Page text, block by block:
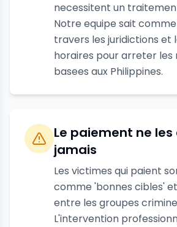
necessitent un
Notre equipe sait
travers les juridictions et
horaires pour arreter les
basees aux Philippines.
Le paiement ne
jamais
Les victimes qui paient
comme 'bonnes cibles'
entre les groupes
L'intervention